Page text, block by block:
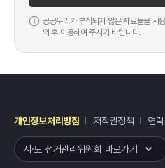
공공누리가 부착되지 않은 자료들을 사
의 후 이용하여 주시기 바랍니다.
개인정보처리방침 저작권정책 연
시·도 선거관리위원회 바로가기